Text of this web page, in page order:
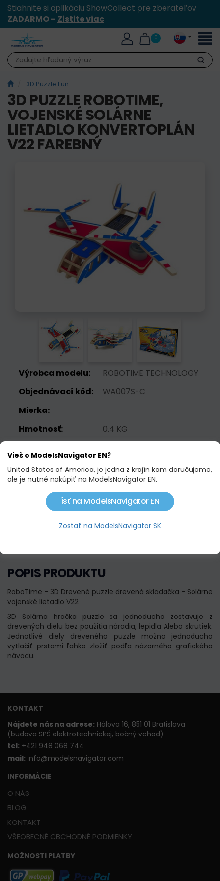
Stiahnite si aplikáciu ShowCollect pre zberateľov
ZADARMO – Zistite viac
0
Hľadať
3D Puzzle Fun
3D PUZZLE ROBOTIME,
VOJENSKÉ SOLÁRNE
LIETADLO KONVERTOPLÁN
V22 FAREBNÝ
Výrobca modelu:
ROBOTIME TECHNOLOGY
Objednávací kód:
WA007S-C
Mierka:
Hmotnosť:
0.4 KG
12,00 €
Nie je skladom
POPIS PRODUKTU
RoboTime - 3D Drevené puzzle drevená skladačka - Solárne
vojenské lietadlo V22
3D Solárna hračka puzzle sa jednoducho zostavuje z
drevených dielu bez použitia náradia, lepidla Alebo skrutiek.
Jednotlivé diely dreveného puzzle možno jednoducho
vytlačiť prstami ľahko zložiť podľa názorného grafického
návodu.
KONTAKT
Nájdete nás na adrese: Hálova 16, 851 01 Bratislava
(budova SPŠ elektrotechnickej, bočný vchod)
tel: +421 948 068 744
mail: info@modelsnavigator.com
INFORMÁCIE
O NÁS
BLOG
KONTAKT
VŠEOBECNÉ OBCHODNÉ PODMIENKY
MOŽNOSTI PLATBY
Vieš o ModelsNavigator EN?
United States of America, je jedna z krajín kam doručujeme,
ale je nutné nakúpiť na ModelsNavigator EN.
Ísť na ModelsNavigator EN
Zostať na ModelsNavigator SK